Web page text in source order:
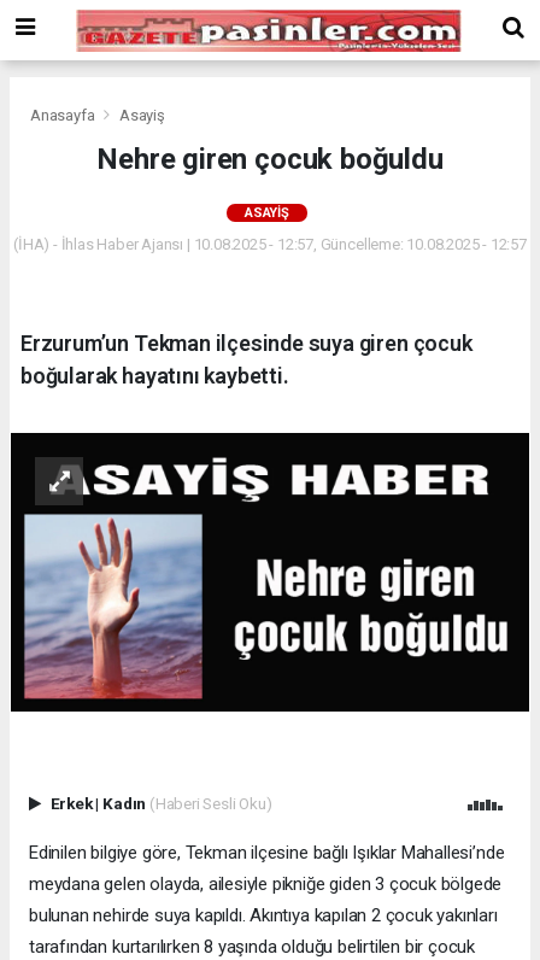
Bonusu
Veren
deneme
bonus
Bonus
Veren
Siteler
Anasayfa Asayiş
Nehre giren çocuk boğuldu
ASAYIŞ
(İHA) - İhlas Haber Ajansı | 10.08.2025 - 12:57, Güncelleme: 10.08.2025 - 12:57
Erzurum’un Tekman ilçesinde suya giren çocuk
boğularak hayatını kaybetti.
Erkek| Kadın (Haberi Sesli Oku)
Edinilen bilgiye göre, Tekman ilçesine bağlı Işıklar Mahallesi’nde
meydana gelen olayda, ailesiyle pikniğe giden 3 çocuk bölgede
bulunan nehirde suya kapıldı. Akıntıya kapılan 2 çocuk yakınları
tarafından kurtarılırken 8 yaşında olduğu belirtilen bir çocuk